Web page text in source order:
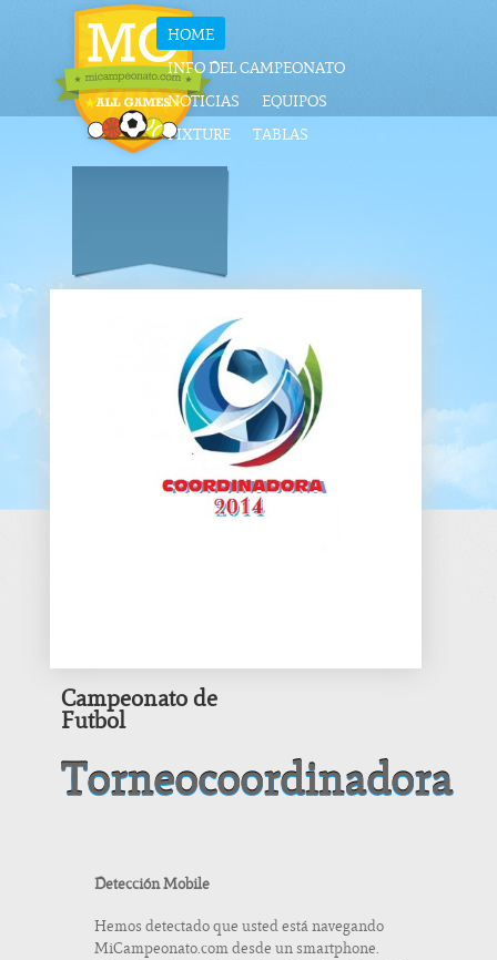
HOME
INFO DEL CAMPEONATO
NOTICIAS
EQUIPOS
FIXTURE
TABLAS
Campeonato de
Futbol
Torneocoordinadora
Detección Mobile
Hemos detectado que usted está navegando
MiCampeonato.com desde un smartphone.